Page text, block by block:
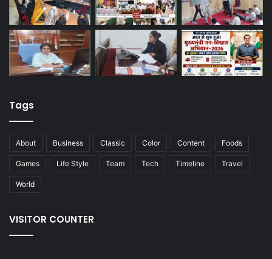
Tags
About Business Classic Color Content Foods
Games Life Style Team Tech Timeline Travel
World
VISITOR COUNTER